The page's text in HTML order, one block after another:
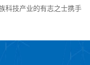
科技产业的有志之士携手